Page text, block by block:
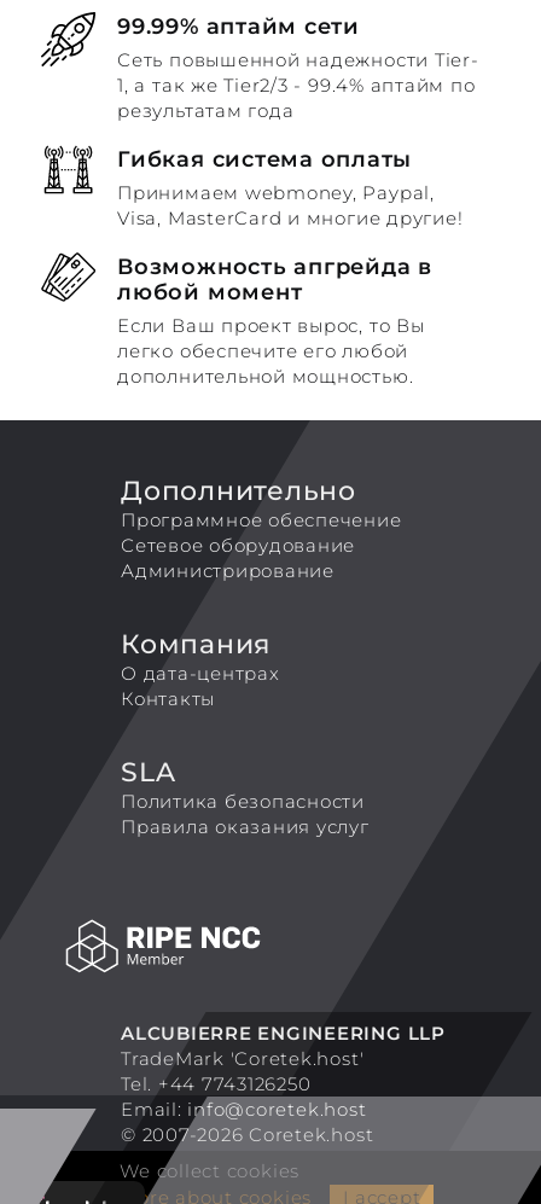
99.99% аптайм сети
Сеть повышенной надежности Tier-
1, а так же Tier2/3 - 99.4% аптайм по
результатам года
Гибкая система оплаты
Принимаем webmoney, Paypal,
Visa, MasterCard и многие другие!
Возможность апгрейда в
любой момент
Если Ваш проект вырос, то Вы
легко обеспечите его любой
дополнительной мощностью.
ALCUBIERRE ENGINEERING LLP
TradeMark 'Coretek.host'
Tel. +44 7743126250
Email: info@coretek.host
© 2007-2026 Coretek.host
Дополнительно
Программное обеспечение
Сетевое оборудование
Администрирование
Компания
О дата-центрах
Контакты
SLA
Политика безопасности
Правила оказания услуг
We collect cookies
More about cookies
I accept